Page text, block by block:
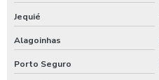
Jequié
Alagoinhas
Porto Seguro